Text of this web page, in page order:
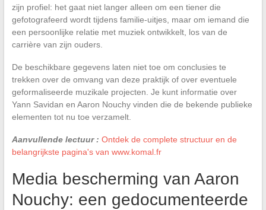
zijn profiel: het gaat niet langer alleen om een tiener die
gefotografeerd wordt tijdens familie-uitjes, maar om iemand die
een persoonlijke relatie met muziek ontwikkelt, los van de
carrière van zijn ouders.
De beschikbare gegevens laten niet toe om conclusies te
trekken over de omvang van deze praktijk of over eventuele
geformaliseerde muzikale projecten. Je kunt informatie over
Yann Savidan en Aaron Nouchy vinden die de bekende publieke
elementen tot nu toe verzamelt.
Aanvullende lectuur : Ontdek de complete structuur en de
belangrijkste pagina's van www.komal.fr
Media bescherming van Aaron
Nouchy: een gedocumenteerde